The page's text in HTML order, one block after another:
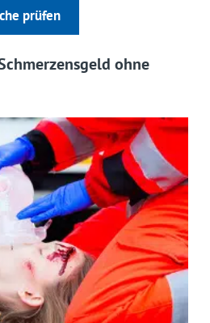
prüfen
ohne